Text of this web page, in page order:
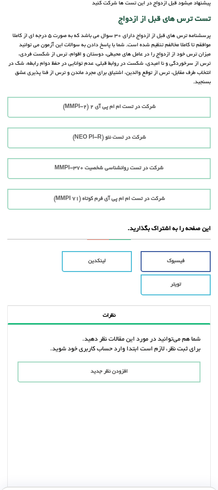
پیشنهاد میشود قبل ازدواج در این تست ها شرکت کنید
تست ترس های قبل از ازدواج
پرسشنامه ترس های قبل از ازدواج دارای 30 سوال می باشد که به صورت 5 درجه ای از کاملا
موافقم تا کاملا مخالفم تنظیم شده است. شما با پاسخ دادن به سوالات این آزمون می توانید
میزان ترس خود از ازدواج را در عامل های محیطی، دوستان و اقوام، ترس از شکست فردی،
ترس از سرخوردگی و نا امیدی، شکست در روابط قبلی، عدم توانایی در حفظ دوام رابطه، شک در
انتخاب طرف مقابل، ترس از توقع والدین، اشتیاق برای مجرد ماندن و ترس از فنا پذیری عشق
بسنجید.
شرکت در تست ام ام پی آی 2 (MMPI-2)
شرکت در تست نئو (NEO PI-R)
شرکت در تست روانشناسی شخصیت MMPI-370
شرکت در تست ام ام پی آی فرم کوتاه (71 MMPI)
این صفحه را به اشتراک بگذارید.
فیسبوک لینکدین
تویتر
نظرات
شما هم می‌توانید در مورد این مقالات نظر دهید.
برای ثبت نظر، لازم است ابتدا وارد حساب کاربری خود شوید.
افزودن نظر جدید